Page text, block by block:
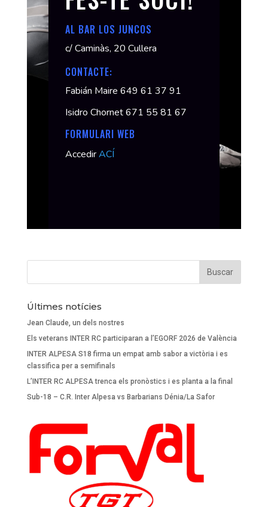
AL BAR LOS JUNCOS
c/ Caminàs, 20 Cullera
CONTACTE:
Fabián Maire 649 61 37 91
Isidro Chornet 671 55 81 67
FORMULARI WEB
AccedirACÍ
Últimes notícies
Jean Claude, un dels nostres
Els veterans INTER RC participaran a l’EGORF 2026 de València
INTER ALPESA S18 firma un empat amb sabor a victòria i es
classifica per a semifinals
L’INTER RC ALPESA trenca els pronòstics i es planta a la final
Sub-18 – C.R. Inter Alpesa vs Barbarians Dénia/La Safor